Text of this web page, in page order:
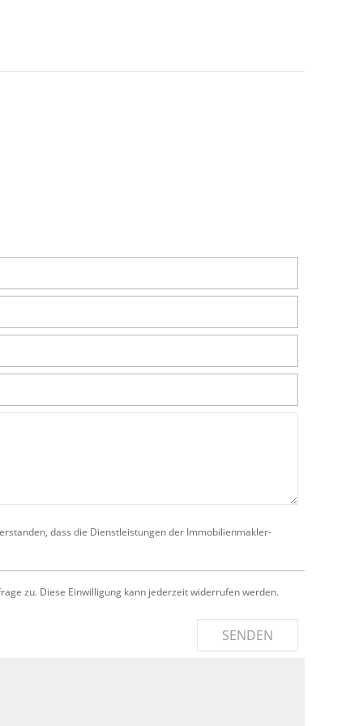
dass die Dienstleistungen der Immobilienmakler-
zu. Diese Einwilligung kann jederzeit widerrufen werden.
SENDEN